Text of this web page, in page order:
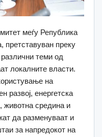
меѓу Република
претставуван преку
теми од
локалните власти.
на
развој, енергетска
животна средина и
да разменуваат и
за напредокот на